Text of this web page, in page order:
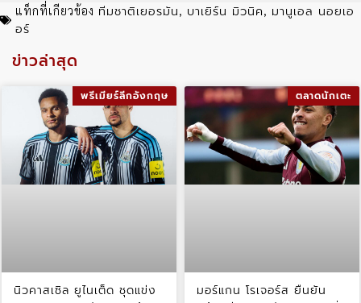
แท็กที่เกียวข้อง ทีมชาติเยอรมัน บาเยิร์น มิวนิค มานูเอล นอยเอ
อร์
ข่าวล่าสุด
พรีเมียร์ลีกอังกฤษ
นิวคาสเซิล ยูไนเต็ด ชุดแข่ง
ตลาดนักเตะ
มอร์แกน โรเจอร์ส ยืนยัน